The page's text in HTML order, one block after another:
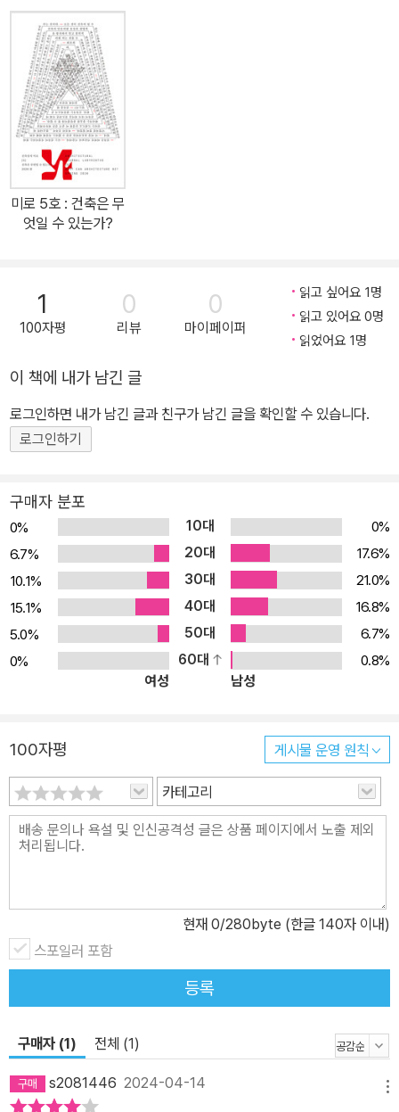
건축가의 의도를 나름의 시각으로 분석하고 추론해나간다. 2021년
부터 2022년까지 「SPACE(공간)」에 연재됐던 ‘리-비지트 「SPAC
E」’를 바탕으로 기획된 이 책은 그간 중요하게 다뤄지지 않았던 주택
작업을 새롭게 조명함으로써, 한국의 근현대 건축사의 빈칸을 채우는
시도라는 점에서 중요한 가치가 있다. 또한 이 주택에서 저자가 읽어
낸 당대 건축가들의 도전과 한계는 한국성, 주어진 조건에 대한 극복,
조형성 실험 등 50여 년이 지난 오늘날의 건축을 바라보는 데에도 유
효한 관점을 제공한다. “오랜 기간 잊혀졌던 1960~1970년대의 주
택 작품들은, 서재원의 재발견과 해석을 통해 다시 현재성을 갖게 되
흔히 거장의 작품이나 국가 주도의 대형 건축 사업, 그리고 아파트 출
현에 집중되었던 우리의 역사적 시각을 넓혀주고 있다. (중략) 심도
있는 해석들이 더해지면서, 우리의 근현대건축사는 몇몇 밝은 별들을
것이다.” - 최원준(숭실대학교 교수), ‘리뷰’, 379쪽
미로 5호 : 건축은 무
엇일 수 있는가?
1
100자평
0
리뷰
0
마이페이퍼
읽고 싶어요 1명
읽고 있어요 0명
읽었어요 1명
이 책에 내가 남긴 글
로그인하면 내가 남긴 글과 친구가 남긴 글을 확인할 수 있습니다.
로그인하기
구매자 분포
0% 10대
0%
6.7%
20대
17.6%
10.1%
30대
21.0%
15.1%
40대
16.8%
5.0%
50대
6.7%
0%
60대
0.8%
여성
남성
100자평 게시물 운영 원칙
카테고리
현재 0/280byte (한글 140자 이내)
스포일러 포함
등록
구매자 (1) 전체 (1)
s2081446 2024-04-14